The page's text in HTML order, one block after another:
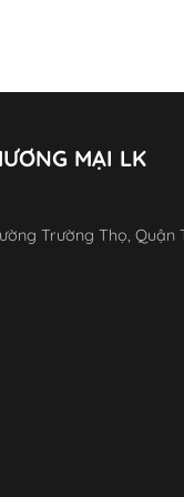
MẠI LK
Trường Thọ, Quận